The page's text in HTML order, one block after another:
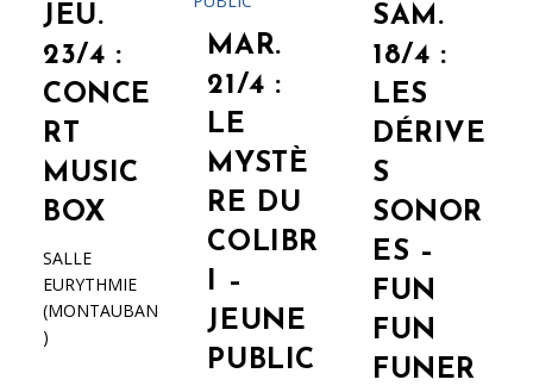
JEU.
23/4 :
CONCE
RT
MUSIC
BOX
SALLE
EURYTHMIE
(MONTAUBAN
)
MAR.
21/4 :
LE
MYSTÈ
RE DU
COLIBR
I –
JEUNE
PUBLIC
SAM.
18/4 :
LES
DÉRIVE
S
SONOR
ES –
FUN
FUN
FUNER